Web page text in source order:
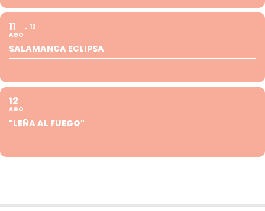
11
AGO
12
SALAMANCA ECLIPSA
12
AGO
"LEÑA AL FUEGO"